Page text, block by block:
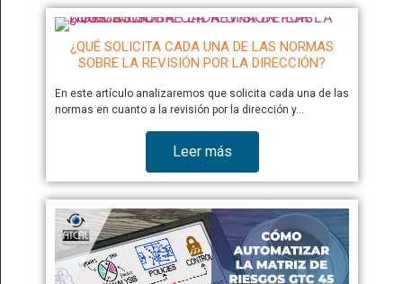
¿QUÉ SOLICITA CADA UNA DE LAS NORMAS
SOBRE LA REVISIÓN POR LA DIRECCIÓN?
En este artículo analizaremos que solicita cada una de las
normas en cuanto a la revisión por la dirección y…
Leer más